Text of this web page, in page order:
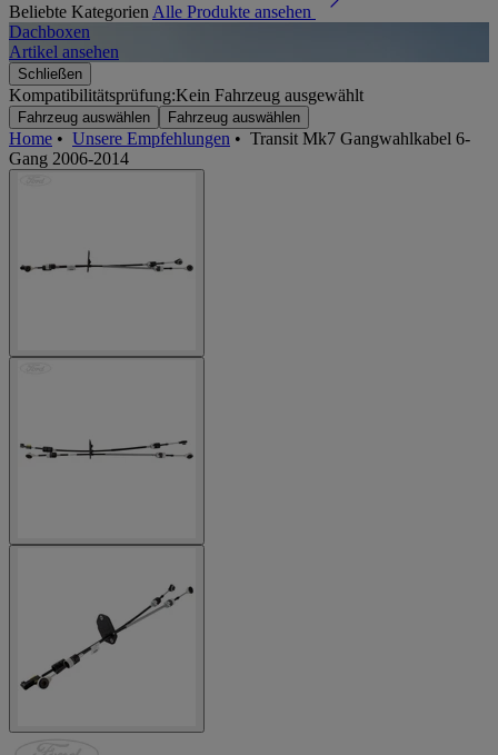
Beliebte Kategorien Alle Produkte ansehen
Dachboxen
Artikel ansehen
Schließen
Kompatibilitätsprüfung:Kein Fahrzeug ausgewählt
Fahrzeug auswählen Fahrzeug auswählen
Home • Unsere Empfehlungen • Transit Mk7 Gangwahlkabel 6-
Gang 2006-2014